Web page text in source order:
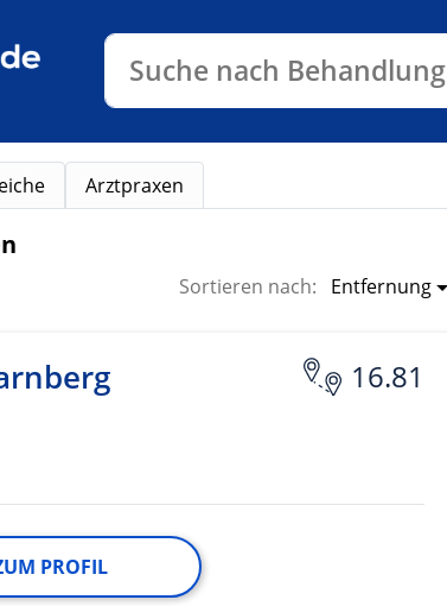
Suche nach Behandlung
Arztpraxen
Sortieren nach: Entfernung
16.81
PROFIL